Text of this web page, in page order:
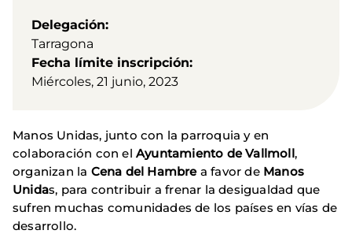
Delegación
Tarragona
Fecha límite inscripción
Miércoles, 21 junio, 2023
Manos Unidas, junto con la parroquia y en
colaboración con el Ayuntamiento de Vallmoll,
organizan la Cena del Hambrea favor de Manos
Unidas, para contribuir a frenar la desigualdad que
sufren muchas comunidades de los países en vías de
desarrollo.